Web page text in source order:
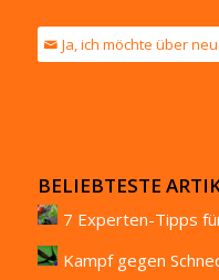
Ja, ich möchte über
BELIEBTESTE
7 Experten-Tipps
Kampf gegen